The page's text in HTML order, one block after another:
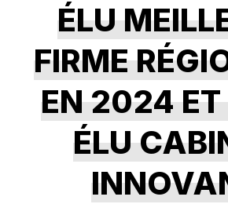
ÉLU
FIRME
EN 2024
ÉLU